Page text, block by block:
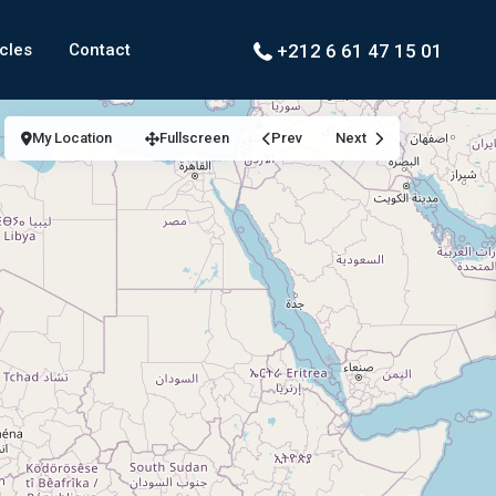
Contact +212 6 61 47 15 01
My Location Fullscreen Prev Next